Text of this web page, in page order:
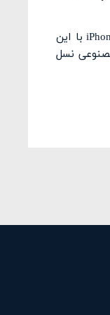
📱 تحلیل تخصصی | هزاره سوم iPhone 18 با این
نسل